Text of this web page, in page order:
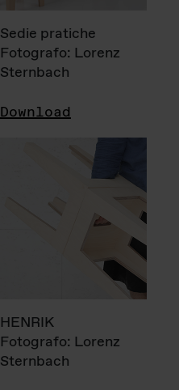
Sedie pratiche
Fotografo: Lorenz
Sternbach
Download
HENRIK
Fotografo: Lorenz
Sternbach